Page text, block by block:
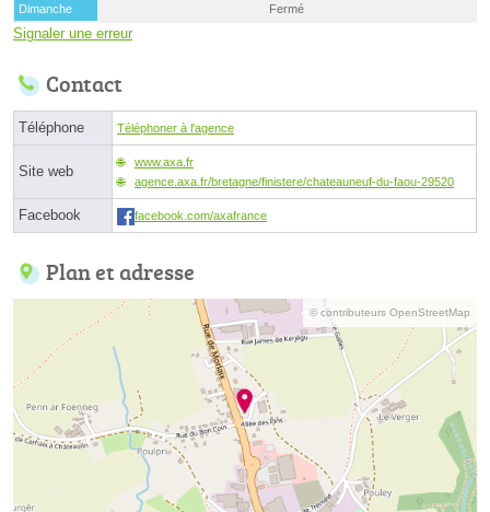
Dimanche
Fermé
Signaler une erreur
Contact
Téléphone Téléphoner à l'agence
Site web
www.axa.fr
agence.axa.fr/bretagne/finistere/chateauneuf-du-faou-29520
Facebook facebook.com/axafrance
Plan et adresse
© contributeurs OpenStreetMap